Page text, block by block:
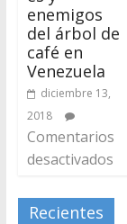
enemigos
del árbol de
café en
Venezuela
diciembre 13,
2018
Comentarios
desactivados
Recientes